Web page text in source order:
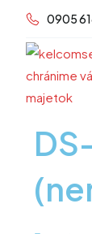
Preskočiť
obsah
0905